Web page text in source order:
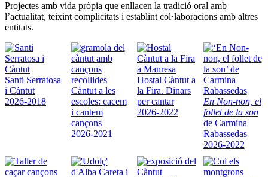
Projectes amb vida pròpia que enllacen la tradició oral amb
l’actualitat, teixint complicitats i establint col·laboracions amb altres
entitats.
Santi Serratosa
i Càntut
2026-2018
Càntut a les
escoles: cacem
i cantem
cançons
2026-2021
Hostal Càntut a
la Fira. Dinars
per cantar
2026-2022
En Non-non, el
follet de la son
de Carmina
Rabassedas
2026-2022